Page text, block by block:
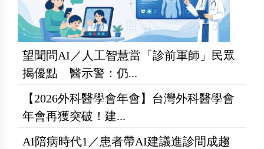
望聞問AI／人工智慧當「診前軍師」民眾
揭優點 醫示警：仍...
【2026外科醫學會年會】台灣外科醫學會
年會再獲突破！建...
AI陪病時代1／患者帶AI建議進診間成趨